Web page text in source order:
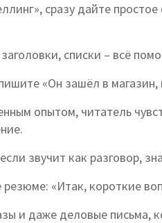
сразу дайте
списки – всё
«Он зашёл в
опытом, читатель
звучит как разговор,
«Итак, короткие
и даже деловые